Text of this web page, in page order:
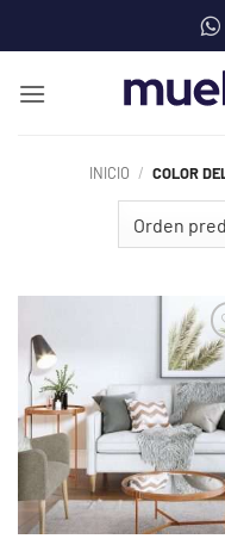
INICIO / COLOR